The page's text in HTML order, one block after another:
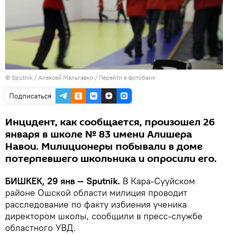
© Sputnik / Алексей Мальгавко / Перейти в фотобанк
Подписаться
Инцидент, как сообщается, произошел 26
января в школе № 83 имени Алишера
Навои. Милиционеры побывали в доме
потерпевшего школьника и опросили его.
БИШКЕК, 29 янв — Sputnik. В Кара-Сууйском
районе Ошской области милиция проводит
расследование по факту избиения ученика
директором школы, сообщили в пресс-службе
областного УВД.